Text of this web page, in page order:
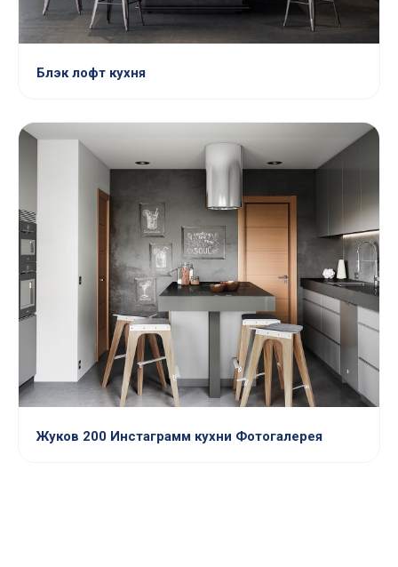
Блэк лофт кухня
Жуков 200 Инстаграмм кухни Фотогалерея